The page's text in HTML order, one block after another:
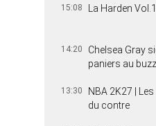
15:08 La Harden
14:20
Chelsea Gray
paniers au
13:30
NBA 2K27 |
du contre